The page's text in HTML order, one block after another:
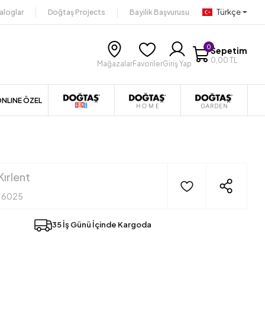
Doğtaş Projects Bayilik Başvurusu Türkçe
MağazalarFavorilerGiriş Yap
0Sepetim
0,00 TL
ÖZEL
35 İş Günü İçinde Kargoda